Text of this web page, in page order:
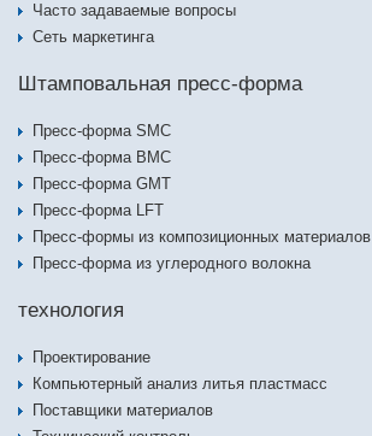
Часто задаваемые вопросы
Сеть маркетинга
Штамповальная пресс-форма
Пресс-форма SMC
Пресс-форма BMC
Пресс-форма GMT
Пресс-форма LFT
Пресс-формы из композиционных материалов
Пресс-форма из углеродного волокна
технология
Проектирование
Компьютерный анализ литья пластмасс
Поставщики материалов